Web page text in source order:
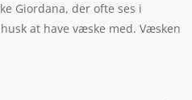
Giordana, der ofte ses i
at have væske med. Væsken